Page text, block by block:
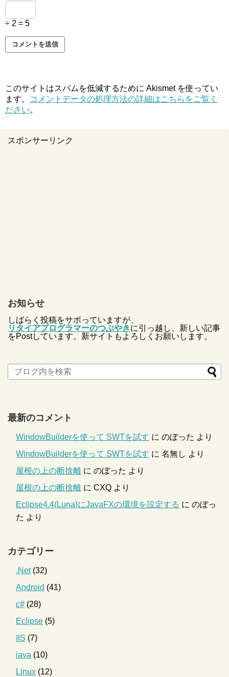
÷ 2 = 5
このサイトはスパムを低減するために Akismet を使ってい
ます。
コメントデータの処理方法の詳細はこちらをご覧く
ださい。
スポンサーリンク
お知らせ
しばらく投稿をサボっていますが、
リタイアプログラマーのつぶやきに引っ越し、新しい記事
をPostしています。新サイトもよろしくお願いします。
最新のコメント
WindowBuilderを使って SWTを試す に のぼった より
WindowBuilderを使って SWTを試す に 名無し より
屋根の上の断捨離 に のぼった より
屋根の上の断捨離 に CXQ より
Eclipse4.4(Luna)にJavaFXの環境を設定する に のぼっ
た より
カテゴリー
.Net(32)
Android (41)
c# (28)
Eclipse (5)
IIS (7)
java (10)
Linux (12)